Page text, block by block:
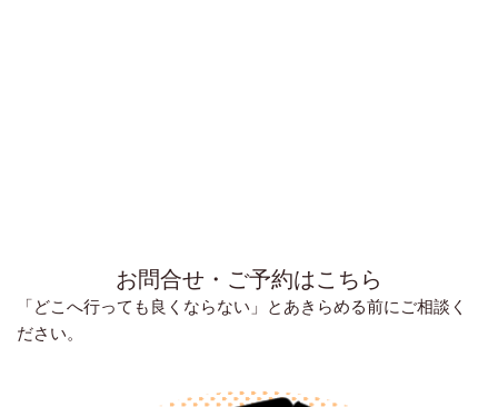
お問合せ・ご予約はこちら
「どこへ行っても良くならない」とあきらめる前にご相談く
ださい。